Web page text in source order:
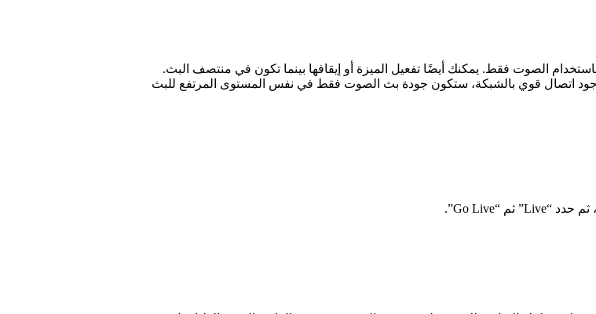
باستخدام الصوت فقط. يمكنك أيضًا تفعيل الميزة أو إيقافها بينما تكون في منتصف البث.
اتصال قوي بالشبكة، ستكون جودة بث الصوت فقط في نفس المستوى المرتفع للبث